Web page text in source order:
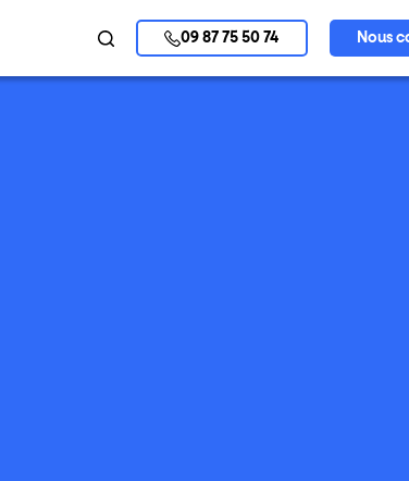
09 87 75 50 74 Nous